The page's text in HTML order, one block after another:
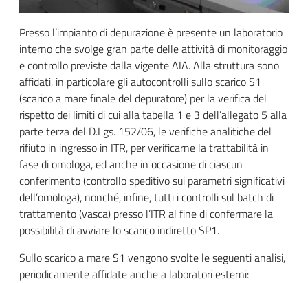
Presso l’impianto di depurazione è presente un laboratorio
interno che svolge gran parte delle attività di monitoraggio
e controllo previste dalla vigente AIA. Alla struttura sono
affidati, in particolare gli autocontrolli sullo scarico S1
(scarico a mare finale del depuratore) per la verifica del
rispetto dei limiti di cui alla tabella 1 e 3 dell’allegato 5 alla
parte terza del D.Lgs. 152/06, le verifiche analitiche del
rifiuto in ingresso in ITR, per verificarne la trattabilità in
fase di omologa, ed anche in occasione di ciascun
conferimento (controllo speditivo sui parametri significativi
dell’omologa), nonché, infine, tutti i controlli sul batch di
trattamento (vasca) presso l’ITR al fine di confermare la
possibilità di avviare lo scarico indiretto SP1.
Sullo scarico a mare S1 vengono svolte le seguenti analisi,
periodicamente affidate anche a laboratori esterni: